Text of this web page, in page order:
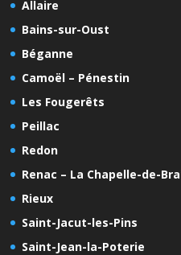
Allaire
Bains-sur-Oust
Béganne
Camoël – Pénestin
Les Fougerêts
Peillac
Redon
Renac – La Chapelle-de-
Rieux
Saint-Jacut-les-Pins
Saint-Jean-la-Poterie